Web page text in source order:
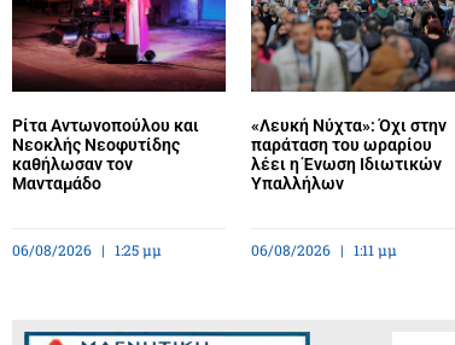
Ρίτα Αντωνοπούλου και
Νεοκλής Νεοφυτίδης
καθήλωσαν τον
Μανταμάδο
06/08/2026 1:25 μμ
«Λευκή Νύχτα»: Όχι στην
παράταση του ωραρίου
λέει η Ένωση Ιδιωτικών
Υπαλλήλων
06/08/2026 1:11 μμ